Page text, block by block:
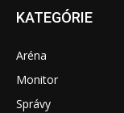
KATEGÓRIE
Aréna
Monitor
Správy